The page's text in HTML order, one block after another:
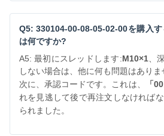
Q5: 330104-00-08-05-02-00を購入
は何ですか?
A5: 最初にスレッドします:M10×1、
しない場合は、他に何も問題はありま
次に、承認コードです。これは、
「
れを見逃して後で再注文しなければ
られました。